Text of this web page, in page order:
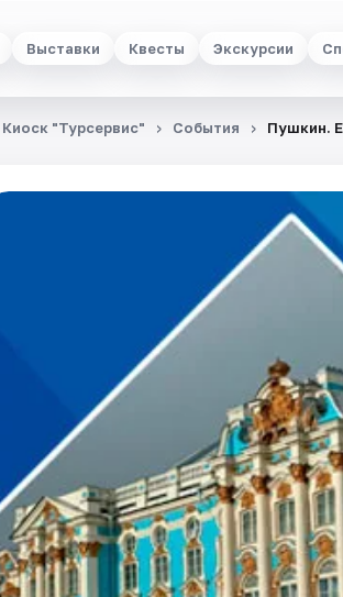
Выставки Квесты Экскурсии
"Турсервис" События Пушкин.